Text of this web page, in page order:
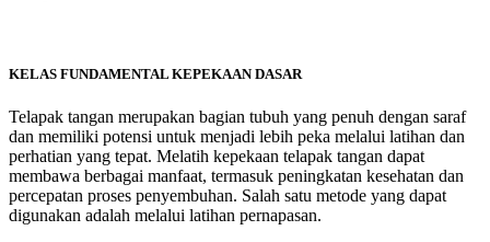
KELAS FUNDAMENTAL KEPEKAAN DASAR
Telapak tangan merupakan bagian tubuh yang penuh dengan saraf
dan memiliki potensi untuk menjadi lebih peka melalui latihan dan
perhatian yang tepat. Melatih kepekaan telapak tangan dapat
membawa berbagai manfaat, termasuk peningkatan kesehatan dan
percepatan proses penyembuhan. Salah satu metode yang dapat
digunakan adalah melalui latihan pernapasan.